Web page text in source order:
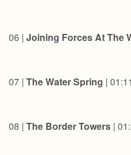
06 | Joining Forces At The
07 | The Water Spring | 01:11
08 | The Border Towers |